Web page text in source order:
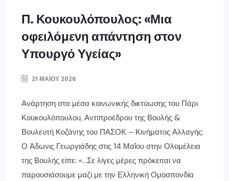
Π. Κουκουλόπουλος: «Μια
οφειλόμενη απάντηση στον
Υπουργό Υγείας»
21 ΜΑΪ́ΟΥ 2026
Ανάρτηση στα μέσα κοινωνικής δικτύωσης του Πάρι
Κουκουλόπουλου, Αντιπροέδρου της Βουλής &
Βουλευτή Κοζάνης του ΠΑΣΟΚ – Κινήματος Αλλαγής:
Ο Άδωνις Γεωργιάδης στις 14 Μαΐου στην Ολομέλεια
της Βουλής είπε: «…Σε λίγες μέρες πρόκειται να
παρουσιάσουμε μαζί με την Ελληνική Ομοσπονδία